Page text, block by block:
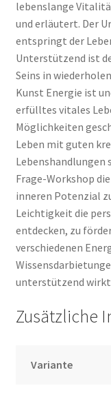
lebenslange
und erläutert. Der
entspringt der
Unterstützend ist
Seins in
Kunst Energie ist
erfülltes vitales
Möglichkeiten
Leben mit guten
Frage-Workshop
inneren Potenzial
Leichtigkeit die
entdecken, zu
verschiedenen
unterstützend
Zusätzliche
Variante